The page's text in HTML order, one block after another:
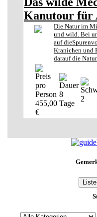
Kanutour für
Die Natur im
und wild. Bei
auf
Kranichen und
darauf die
455,00
€
8
Tage
2